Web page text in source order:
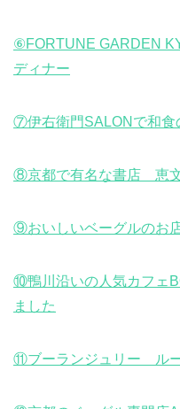
⑥FORTUNE GARDEN
ディナー
⑦伊右衛門SALONで和食
⑧京都で有名な書店 恵
⑨おいしいベーグルのお
⑩鴨川沿いの人気カフェ
ました
⑪ブーランジュリー ル